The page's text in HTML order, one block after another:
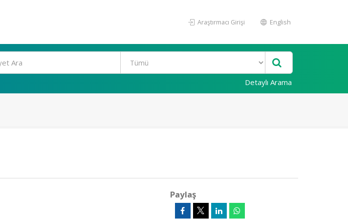
Araştırmacı Girişi English
Detaylı Arama
Paylaş